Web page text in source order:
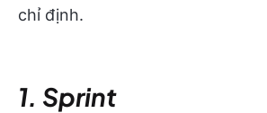
chỉ định.
1. Sprint